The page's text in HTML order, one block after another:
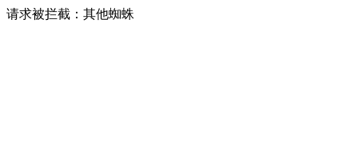
请求被拦截：其他蜘蛛